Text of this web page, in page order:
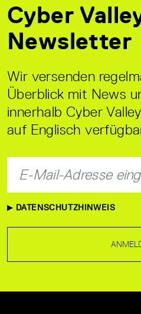
Cyber
Newsletter
Wir versenden
Überblick mit News
innerhalb Cyber
auf Englisch
DATENSCHUTZHINWEIS